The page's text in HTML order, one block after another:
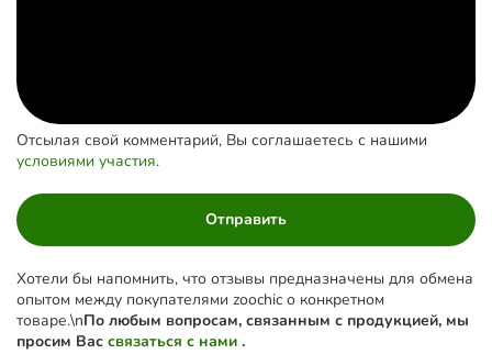
Отсылая свой комментарий, Вы соглашаетесь с нашими
условиями участия.
Отправить
Хотели бы напомнить, что отзывы предназначены для обмена
опытом между покупателями zoochic о конкретном
товаре.\nПо любым вопросам, связанным с продукцией, мы
просим Вас связаться с нами .